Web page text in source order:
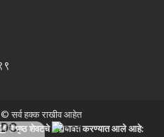
सर्व हक्क राखीव आहेत
हे पृष्ठ शेवटचे अद्ययावत करण्यात आले आहे: